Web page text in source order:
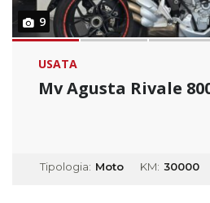
9
USATA
Tipologia: Moto KM: 30000